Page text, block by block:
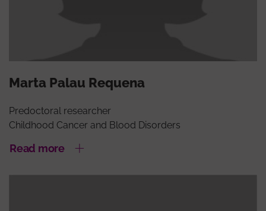
Marta Palau Requena
Predoctoral researcher
Childhood Cancer and Blood Disorders
Read more